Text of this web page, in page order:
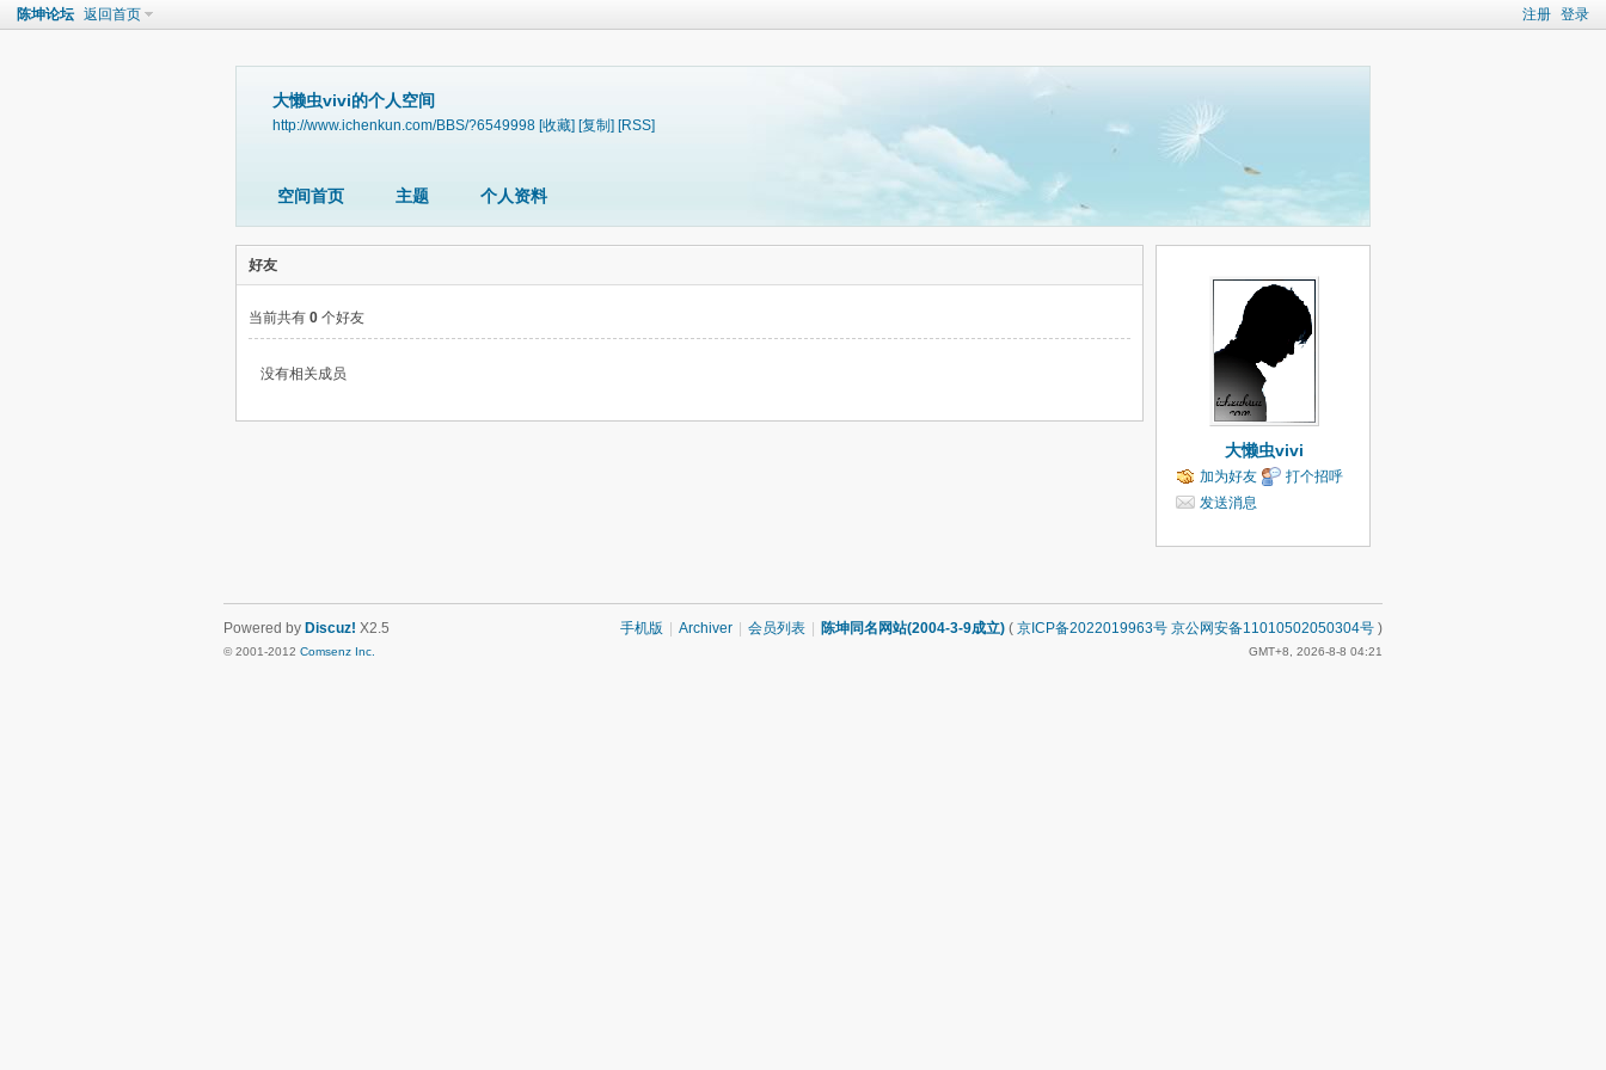
注册 登录
陈坤论坛 返回首页
大懒虫vivi的个人空间
http://www.ichenkun.com/BBS/?6549998 [收藏] [复制] [RSS]
空间首页 主题 个人资料
好友
当前共有 0 个好友
没有相关成员
大懒虫vivi
加为好友
打个招呼
发送消息
手机版 Archiver 会员列表 陈坤同名网站(2004-3-9成立) ( 京ICP备2022019963号 京公网安备11010502050304号 )
GMT+8, 2026-8-8 04:21
Powered by Discuz! X2.5
© 2001-2012 Comsenz Inc.